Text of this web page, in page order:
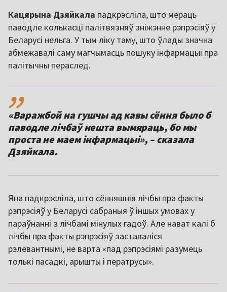
Кацярына Дзяйкала падкрэсліла, што мераць
паводле колькасці палітвязняў зніжэнне рэпрэсіяў у
Беларусі нельга. У тым ліку таму, што ўлады значна
абмежавалі саму магчымасць пошуку інфармацыі пра
палітычны пераслед.
,,
«Варажбой на гушчы ад кавы сёння было б
паводле лічбаў нешта вымяраць, бо мы
проста не маем інфармацыі», – сказала
Яна падкрэсліла, што сённяшнія лічбы пра факты
рэпрэсіяў у Беларусі сабраныя ў іншых умовах у
параўнанні з лічбамі мінулых гадоў. Але нават калі б
лічбы пра факты рэпрэсіяў заставаліся
рэлевантнымі, не варта «пад рэпрэсіямі разумець